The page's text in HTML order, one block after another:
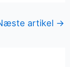
artikel →